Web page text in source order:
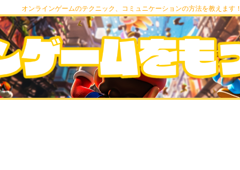
オンラインゲームのテクニック、コミュニケーションの方法を教えます！